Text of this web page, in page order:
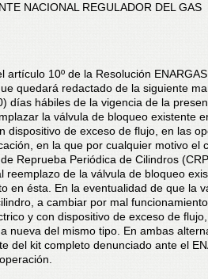
NACIONAL REGULADOR DEL GAS
10º de la Resolución
quedará redactado de la siguiente
días hábiles de la vigencia de la
la válvula de bloqueo existente
dispositivo de exceso de flujo, en las
en la que por cualquier motivo el
Reprueba Periódica de Cilindros
reemplazo de la válvula de bloqueo
en ésta. En la eventualidad de que la
a cambiar por mal
y con dispositivo de exceso de
nueva del mismo tipo. En ambas
del kit completo denunciado ante el